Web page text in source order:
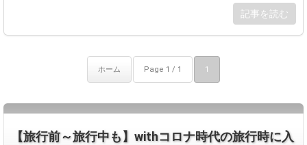
記事を読む
ホーム Page 1 / 1 1
【旅行前～旅行中も】withコロナ時代の旅行時に入